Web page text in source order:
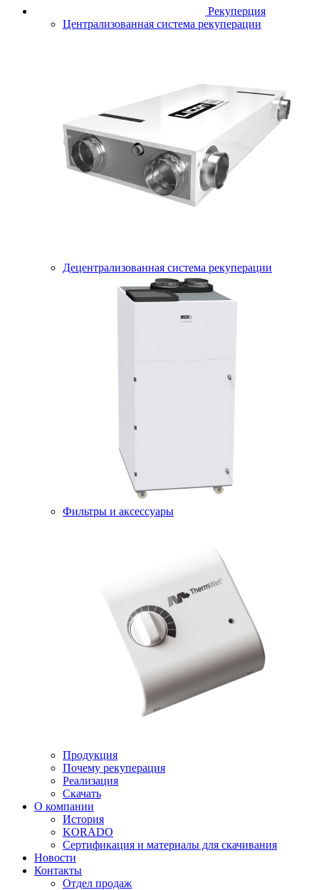
Рекуперция
Централизованная система рекуперации
Децентрализованная система рекуперации
Фильтры и аксессуары
Продукция
Почему рекуперация
Реализация
Скачать
О компании
История
KORADO
Сертификация и материалы для скачивания
Новости
Контакты
Отдел продаж